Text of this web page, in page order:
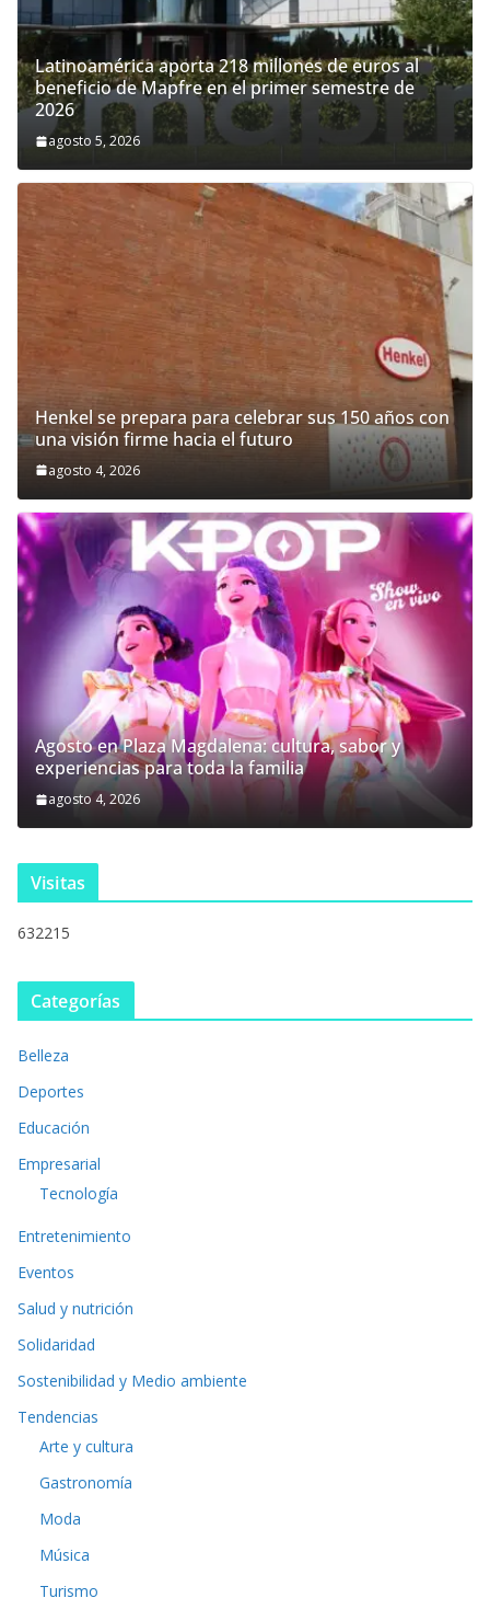
Latinoamérica aporta 218 millones de euros al
beneficio de Mapfre en el primer semestre de
2026
agosto 5, 2026
Henkel se prepara para celebrar sus 150 años con
una visión firme hacia el futuro
agosto 4, 2026
Agosto en Plaza Magdalena: cultura, sabor y
experiencias para toda la familia
agosto 4, 2026
Visitas
632215
Categorías
Belleza
Deportes
Educación
Empresarial
Tecnología
Entretenimiento
Eventos
Salud y nutrición
Solidaridad
Sostenibilidad y Medio ambiente
Tendencias
Arte y cultura
Gastronomía
Moda
Música
Turismo